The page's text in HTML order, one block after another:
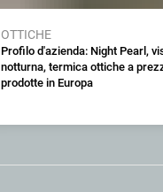
OTTICHE
Profilo d'azienda: Night Pearl,
notturna, termica ottiche a
prodotte in Europa